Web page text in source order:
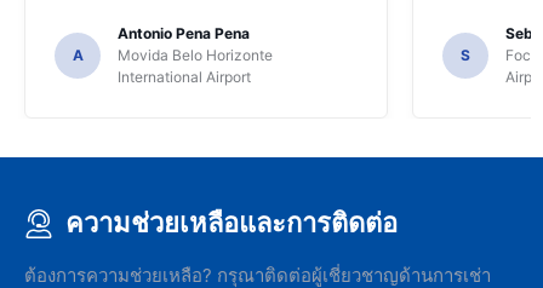
A
Antonio Pena Pena
Movida Belo Horizonte
International Airport
S
Foco
ความช่วยเหลือและการติดต่อ
ต้องการความช่วยเหลือ? กรุณาติดต่อผู้เชี่ยวชาญด้านการเช่า